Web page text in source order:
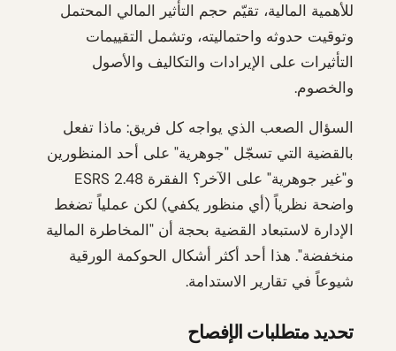
للأهمية المالية، تقيّم حجم التأثير المالي المحتمل
وتوقيت حدوثه واحتماليته، وتشمل التقييمات
التأثيرات على الإيرادات والتكاليف والأصول
والخصوم.
السؤال الصعب الذي يواجه كل فريق: ماذا تفعل
بالقضية التي تسجّل "جوهرية" على أحد المنظورين
و"غير جوهرية" على الآخر؟ الفقرة ESRS 2.48
واضحة نظرياً (أي منظور يكفي) لكن عملياً تضغط
الإدارة لاستبعاد القضية بحجة أن "المخاطرة المالية
منخفضة". هذا أحد أكثر أشكال الحوكمة الورقية
شيوعاً في تقارير الاستدامة.
تحديد متطلبات الإفصاح